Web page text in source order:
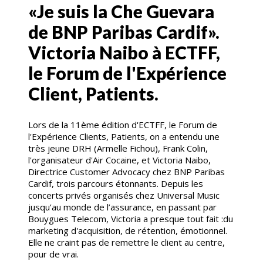
«Je suis la Che Guevara
de BNP Paribas Cardif».
Victoria Naibo à ECTFF,
le Forum de l'Expérience
Client, Patients.
Lors de la 11ème édition d'ECTFF, le Forum de
l'Expérience Clients, Patients, on a entendu une
très jeune DRH (Armelle Fichou), Frank Colin,
l'organisateur d'Air Cocaine, et Victoria Naibo,
Directrice Customer Advocacy chez BNP Paribas
Cardif, trois parcours étonnants. Depuis les
concerts privés organisés chez Universal Music
jusqu’au monde de l’assurance, en passant par
Bouygues Telecom, Victoria a presque tout fait :du
marketing d'acquisition, de rétention, émotionnel.
Elle ne craint pas de remettre le client au centre,
pour de vrai.